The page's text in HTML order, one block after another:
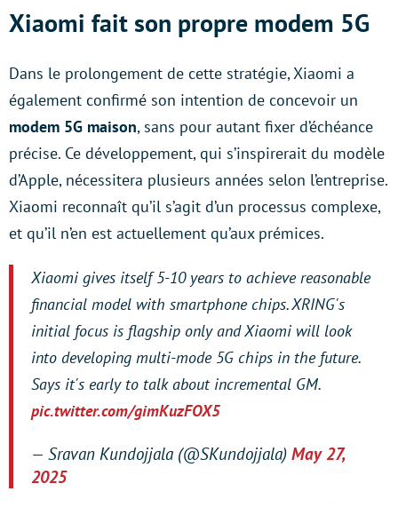
Xiaomi fait son propre modem 5G
Dans le prolongement de cette stratégie, Xiaomi a
également confirmé son intention de concevoir un
modem 5G maison, sans pour autant fixer d’échéance
précise. Ce développement, qui s’inspirerait du modèle
d’Apple, nécessitera plusieurs années selon l’entreprise.
Xiaomi reconnaît qu’il s’agit d’un processus complexe,
et qu’il n’en est actuellement qu’aux prémices.
Xiaomi gives itself 5-10 years to achieve reasonable
financial model with smartphone chips. XRING's
initial focus is flagship only and Xiaomi will look
into developing multi-mode 5G chips in the future.
Says it's early to talk about incremental GM.
pic.twitter.com/gimKuzFOX5
— Sravan Kundojjala (@SKundojjala) May 27,
2025